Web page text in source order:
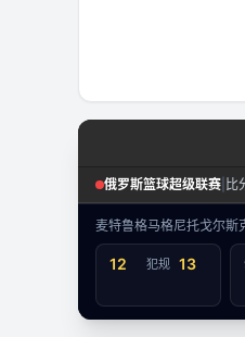
俄罗斯篮球超级联赛 比
俄罗斯篮球超级联赛·回
麦特鲁格马格
篮球回合态势
麦特鲁格马格尼托戈尔斯
12 犯规 13